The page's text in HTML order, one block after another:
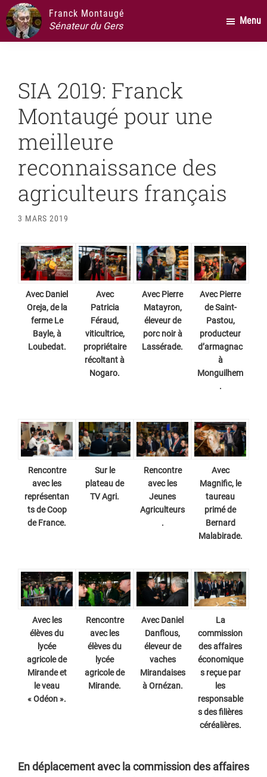
Passer
au
contenu
Passer
la
principale
Passer
au
pied
Franck Montaugé
Sénateur du Gers
Menu
SIA 2019: Franck
Montaugé pour une
meilleure
reconnaissance des
agriculteurs français
3 MARS 2019
Avec Daniel
Oreja, de la
ferme Le
Bayle, à
Loubedat.
Avec
Patricia
Féraud,
viticultrice,
propriétaire
récoltant à
Nogaro.
Avec Pierre
Matayron,
éleveur de
porc noir à
Lassérade.
Avec Pierre
de Saint-
Pastou,
producteur
d’armagnac
à
Monguilhem
.
Rencontre
avec les
représentan
ts de Coop
de France.
Sur le
plateau de
TV Agri.
Rencontre
avec les
Jeunes
Agriculteurs
.
Avec
Magnific, le
taureau
primé de
Bernard
Malabirade.
Avec les
élèves du
lycée
agricole de
Mirande et
le veau
« Odéon ».
Rencontre
avec les
élèves du
lycée
agricole de
Mirande.
Avec Daniel
Danflous,
éleveur de
vaches
Mirandaises
à Ornézan.
La
commission
des affaires
économique
s reçue par
les
responsable
s des filières
céréalières.
En déplacement avec la commission des affaires